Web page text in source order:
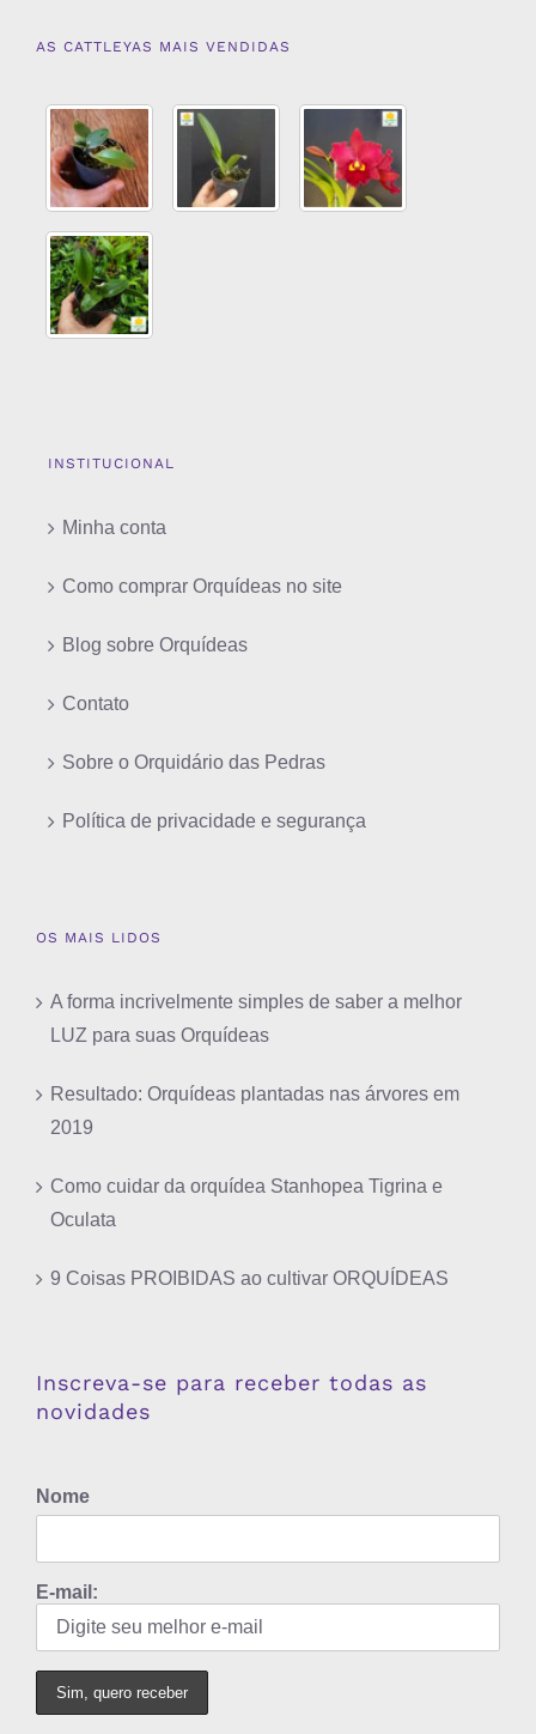
AS CATTLEYAS MAIS VENDIDAS
INSTITUCIONAL
Minha conta
Como comprar Orquídeas no site
Blog sobre Orquídeas
Contato
Sobre o Orquidário das Pedras
Política de privacidade e segurança
OS MAIS LIDOS
A forma incrivelmente simples de saber a melhor
LUZ para suas Orquídeas
Resultado: Orquídeas plantadas nas árvores em
2019
Como cuidar da orquídea Stanhopea Tigrina e
Oculata
9 Coisas PROIBIDAS ao cultivar ORQUÍDEAS
Inscreva-se para receber todas as
novidades
Nome
E-mail: